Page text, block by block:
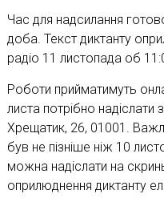
Час для надсилання
доба. Текст диктанту
радіо 11 листопада об
Роботи прийматимуть
листа потрібно
Хрещатик, 26, 01001.
був не пізніше ніж 10
можна надіслати на
оприлюднення диктанту